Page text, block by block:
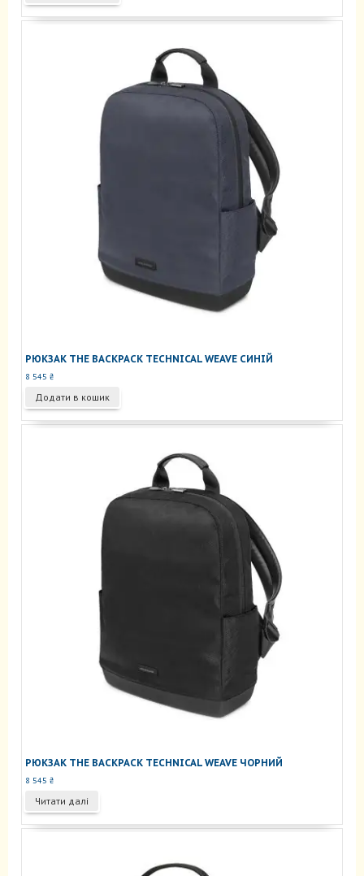
РЮКЗАК THE BACKPACK TECHNICAL WEAVE СИНІЙ
8 545 ₴
Додати в кошик
РЮКЗАК THE BACKPACK TECHNICAL WEAVE ЧОРНИЙ
8 545 ₴
Читати далі